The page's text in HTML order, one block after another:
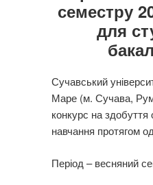
семестру
для
Сучавський
Маре (м. Сучава,
конкурс на здобуття
навчання протягом
Період – весняний